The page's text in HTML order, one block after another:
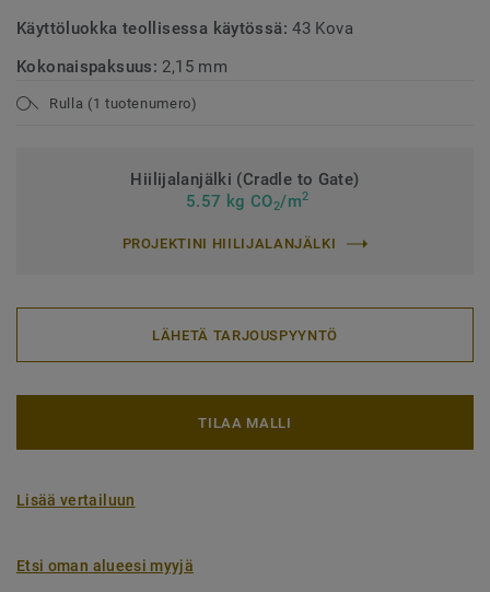
Käyttöluokka teollisessa käytössä:43 Kova
Kokonaispaksuus: 2,15 mm
Rulla (1 tuotenumero)
Hiilijalanjälki (Cradle to Gate)
5.57 kg CO2/m2
PROJEKTINI HIILIJALANJÄLKI
LÄHETÄ TARJOUSPYYNTÖ
TILAA MALLI
Lisää vertailuun
Etsi oman alueesi myyjä